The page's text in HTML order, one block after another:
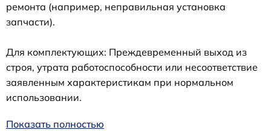
ремонта (например, неправильная установка
запчасти).
Для комплектующих: Преждевременный выход из
строя, утрата работоспособности или несоответствие
заявленным характеристикам при нормальном
использовании.
Показать полностью